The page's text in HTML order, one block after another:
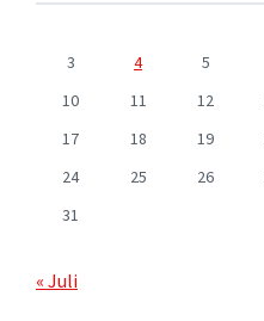
3
4 5
10
11 12
17
18 19
24
25 26
31
« Juli